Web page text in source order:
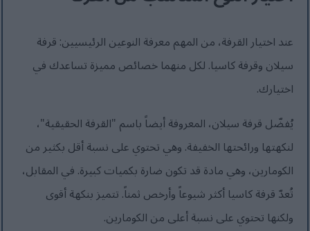
عند اختيار القرفة، من المهم معرفة النوعين الرئيسيين: قرفة
سيلان وقرفة كاسيا. لكل منهما خصائص مميزة تساعدك في
اختيارك.
يُفضّل قرفة سيلان، المعروفة أيضاً باسم "القرفة الحقيقية"،
لنكهتها ورائحتها الخفيفة. وهي تحتوي على نسبة أقل بكثير من
الكومارين، وهي مادة قد تكون ضارة بكميات كبيرة. في المقابل،
تُعدّ قرفة كاسيا أكثر شيوعاً وأرخص ثمناً. تتميز بنكهة أقوى
ولكنها تحتوي على نسبة أعلى من الكومارين.